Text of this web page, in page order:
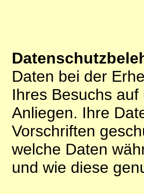
Daten bei der
Ihres Besuchs
Anliegen. Ihre
Vorschriften
welche Daten
und wie diese